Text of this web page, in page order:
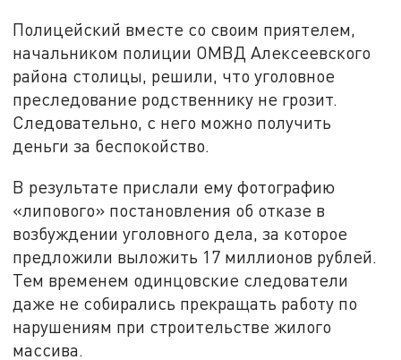
Полицейский вместе со своим приятелем,
начальником полиции ОМВД Алексеевского
района столицы, решили, что уголовное
преследование родственнику не грозит.
Следовательно, с него можно получить
деньги за беспокойство.
В результате прислали ему фотографию
«липового» постановления об отказе в
возбуждении уголовного дела, за которое
предложили выложить 17 миллионов рублей.
Тем временем одинцовские следователи
даже не собирались прекращать работу по
нарушениям при строительстве жилого
массива.